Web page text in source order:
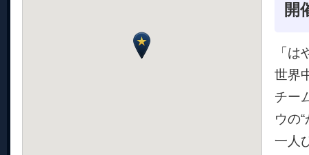
開
「
世界
チー
ウの
一人